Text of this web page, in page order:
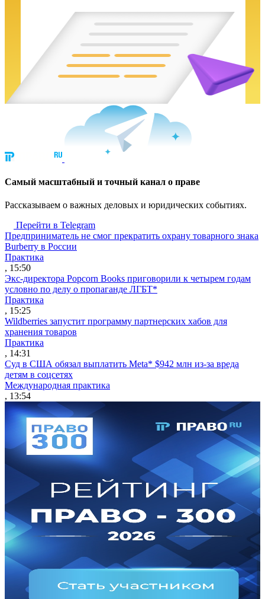
Cамый масштабный и точный канал о праве
Рассказываем о важных деловых и юридических событиях.
Перейти в Telegram
Предприниматель не смог прекратить охрану товарного знака
Burberry в России
Практика
, 15:50
Экс-директора Popcorn Books приговорили к четырем годам
условно по делу о пропаганде ЛГБТ*
Практика
, 15:25
Wildberries запустит программу партнерских хабов для
хранения товаров
Практика
, 14:31
Суд в США обязал выплатить Meta* $942 млн из-за вреда
детям в соцсетях
Международная практика
, 13:54